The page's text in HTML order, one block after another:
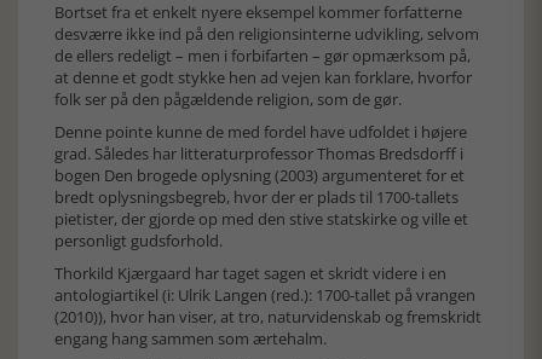
Bortset fra et enkelt nyere eksempel kommer forfatterne
desværre ikke ind på den religionsinterne udvikling, selvom
de ellers redeligt – men i forbifarten – gør opmærksom på,
at denne et godt stykke hen ad vejen kan forklare, hvorfor
folk ser på den pågældende religion, som de gør.
Denne pointe kunne de med fordel have udfoldet i højere
grad. Således har litteraturprofessor Thomas Bredsdorff i
bogen Den brogede oplysning (2003) argumenteret for et
bredt oplysningsbegreb, hvor der er plads til 1700-tallets
pietister, der gjorde op med den stive statskirke og ville et
personligt gudsforhold.
Thorkild Kjærgaard har taget sagen et skridt videre i en
antologiartikel (i: Ulrik Langen (red.): 1700-tallet på vrangen
(2010)), hvor han viser, at tro, naturvidenskab og fremskridt
engang hang sammen som ærtehalm.